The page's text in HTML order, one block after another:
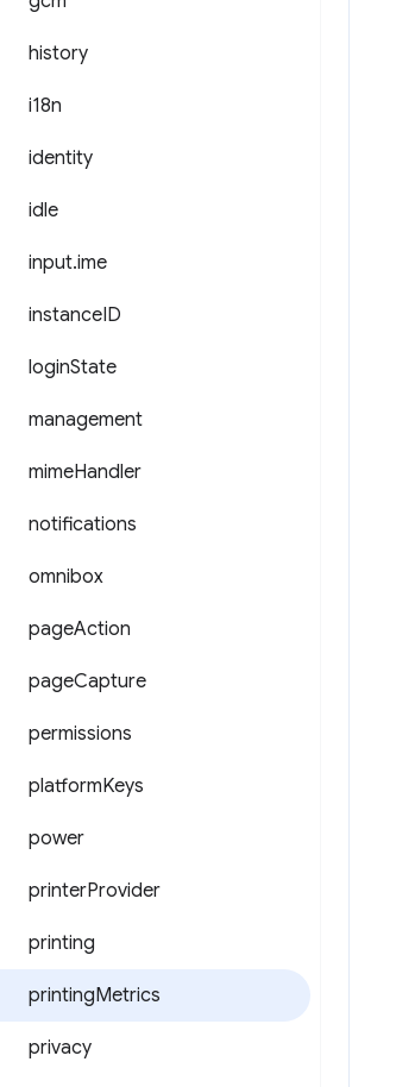
history
i18n
identity
idle
input.ime
instanceID
loginState
management
mimeHandler
notifications
omnibox
pageAction
pageCapture
permissions
platformKeys
power
printerProvider
printing
printingMetrics
privacy